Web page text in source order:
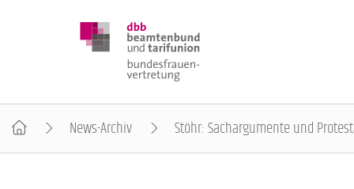
News-Archiv Stöhr: Sachargumente und